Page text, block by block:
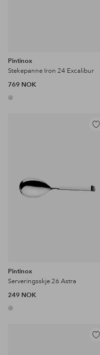
Pintinox
Stekepanne Iron 24 Excalibur
769 NOK
Legg
Pintinox
Serveringsskje 26 Astra
249 NOK
Legg